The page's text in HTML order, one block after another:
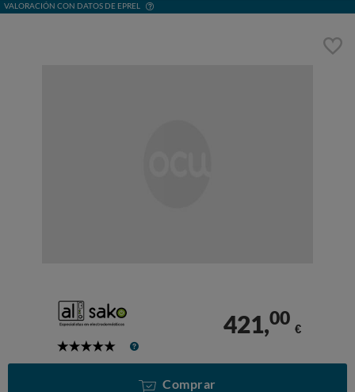
VALORACIÓN CON DATOS DE EPREL
5
421,00
€
Comprar